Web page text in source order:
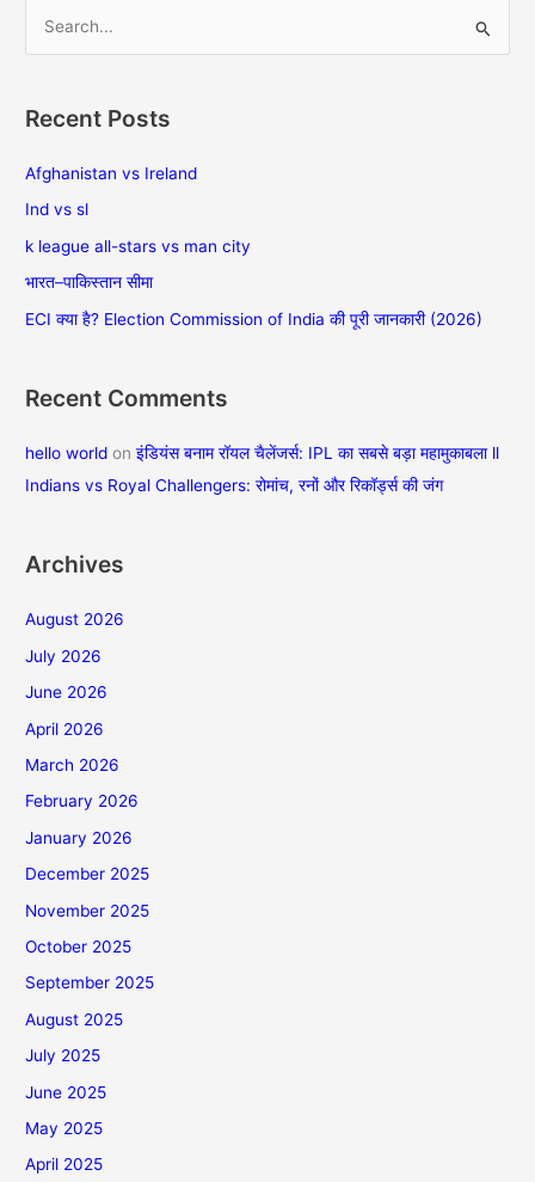
r
o
r
:
Recent Posts
Afghanistan vs Ireland
Ind vs sl
k league all-stars vs man city
भारत–पाकिस्तान सीमा
ECI क्या है? Election Commission of India की पूरी जानकारी (2026)
Recent Comments
hello world onइंडियंस बनाम रॉयल चैलेंजर्स: IPL का सबसे बड़ा महामुकाबला ll
Indians vs Royal Challengers: रोमांच, रनों और रिकॉर्ड्स की जंग
Archives
August 2026
July 2026
June 2026
April 2026
March 2026
February 2026
January 2026
December 2025
November 2025
October 2025
September 2025
August 2025
July 2025
June 2025
May 2025
April 2025